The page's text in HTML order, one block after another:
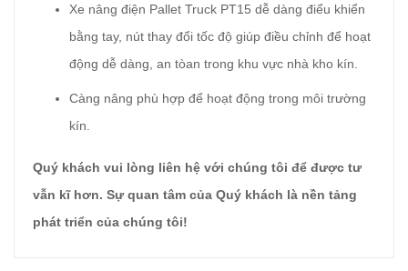
Xe nâng điện Pallet Truck PT15 dễ dàng điểu khiển
bằng tay, nút thay đổi tốc độ giúp điều chỉnh để hoạt
động dễ dàng, an tòan trong khu vực nhà kho kín.
Càng nâng phù hợp để hoạt động trong môi trường
kín.
Quý khách vui lòng liên hệ với chúng tôi để được tư
vẫn kĩ hơn. Sự quan tâm của Quý khách là nền tảng
phát triển của chúng tôi!